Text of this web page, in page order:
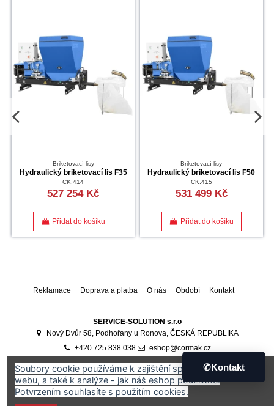
Briketovací lisy
Hydraulický briketovací lis F35
CK.414
527 254 Kč
Přidat do košíku
Briketovací lisy
Hydraulický briketovací lis F50
CK.415
531 499 Kč
Přidat do košíku
Reklamace Doprava a platba O nás Období Kontakt
SERVICE-SOLUTION s.r.o
Nový Dvůr 58, Podhořany u Ronova, ČESKÁ REPUBLIKA
+420 725 838 038
eshop@cormak.cz
Developed byAli Software Development 🇷🇴
Soubory cookie používáme k zajištění správného fungování
webu, a také k analýze - jak náš eshop používáte.
Potvrzením souhlasíte s použitím cookies.
✆Kontakt